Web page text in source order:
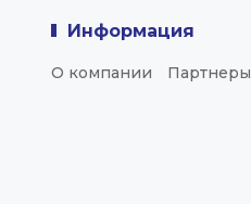
Информация
О компании Партнеры